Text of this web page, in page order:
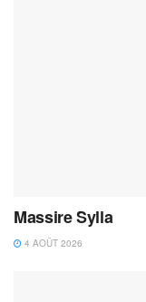
Massire Sylla
4 AOÛT 2026